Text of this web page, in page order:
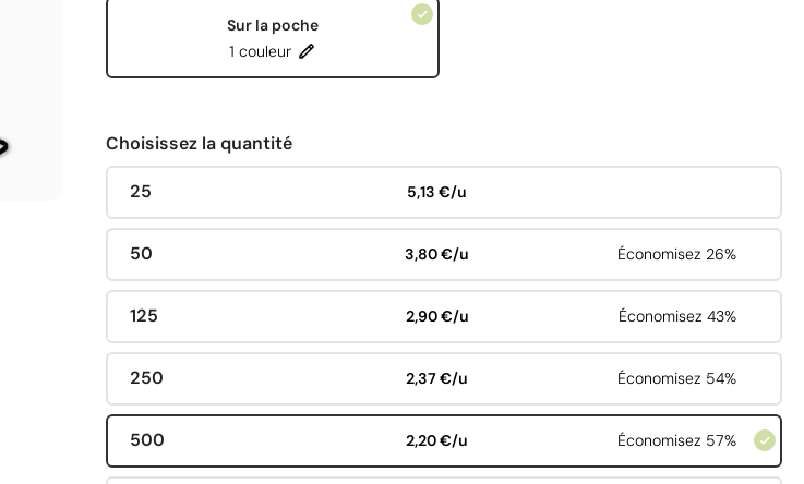
Sur la poche
1 couleur
Choisissez la quantité
25 5,13 €/u
50 3,80 €/u Économisez 26%
125 2,90 €/u Économisez 43%
250 2,37 €/u Économisez 54%
500 2,20 €/u Économisez 57%